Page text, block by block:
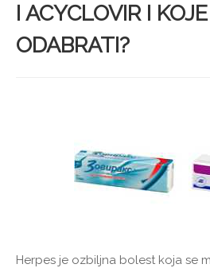
I ACYCLOVIR I
ODABRATI?
Herpes je ozbiljna bolest koja se